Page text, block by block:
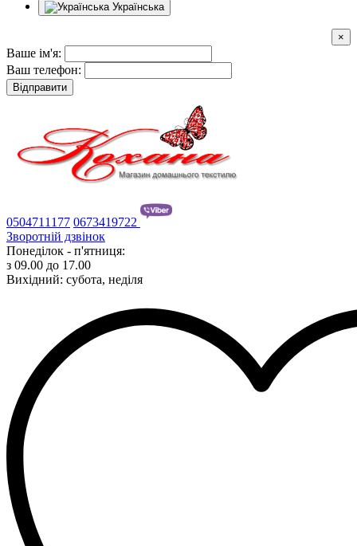
Українська
×
Ваше ім'я:
Ваш телефон:
Відправити
0504711177 0673419722
Зворотній дзвінок
Понеділок - п'ятниця:
з 09.00 до 17.00
Вихідний: субота, неділя